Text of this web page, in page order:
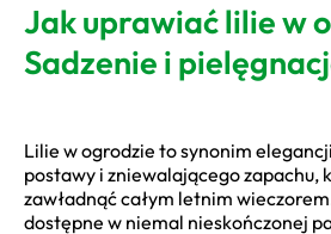
Jak uprawiać lilie w
Sadzenie i
Lilie w ogrodzie to synonim
postawy i zniewalającego zapachu,
zawładnąć całym letnim
dostępne w niemal nieskończonej